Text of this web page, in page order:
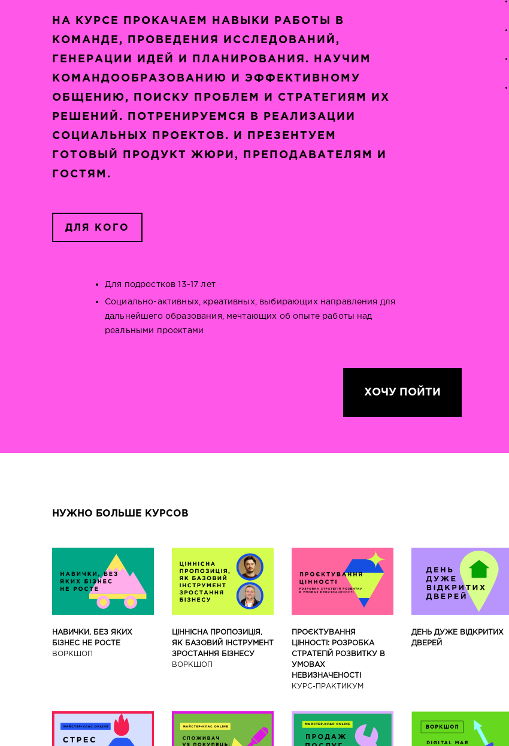
НА КУРСЕ ПРОКАЧАЕМ НАВЫКИ РАБОТЫ В
КОМАНДЕ, ПРОВЕДЕНИЯ ИССЛЕДОВАНИЙ,
ГЕНЕРАЦИИ ИДЕЙ И ПЛАНИРОВАНИЯ. НАУЧИМ
КОМАНДООБРАЗОВАНИЮ И ЭФФЕКТИВНОМУ
ОБЩЕНИЮ, ПОИСКУ ПРОБЛЕМ И СТРАТЕГИЯМ ИХ
РЕШЕНИЙ. ПОТРЕНИРУЕМСЯ В РЕАЛИЗАЦИИ
СОЦИАЛЬНЫХ ПРОЕКТОВ. И ПРЕЗЕНТУЕМ
ГОТОВЫЙ ПРОДУКТ ЖЮРИ, ПРЕПОДАВАТЕЛЯМ И
ГОСТЯМ.
ДЛЯ КОГО
Для подростков 13-17 лет
Социально-активных, креативных, выбирающих направления для
дальнейшего образования, мечтающих об опыте работы над
реальными проектами
ХОЧУ ПОЙТИ
НУЖНО БОЛЬШЕ КУРСОВ
НАВИЧКИ, БЕЗ ЯКИХ
БІЗНЕС НЕ РОСТЕ
ВОРКШОП
ЦІННІСНА ПРОПОЗИЦІЯ,
ЯК БАЗОВИЙ ІНСТРУМЕНТ
ЗРОСТАННЯ БІЗНЕСУ
ВОРКШОП
ПРОЄКТУВАННЯ
ЦІННОСТІ: РОЗРОБКА
СТРАТЕГІЙ РОЗВИТКУ В
УМОВАХ
НЕВИЗНАЧЕНОСТІ
КУРС-ПРАКТИКУМ
ДЕНЬ ДУЖЕ ВІДКРИТИХ
ДВЕРЕЙ